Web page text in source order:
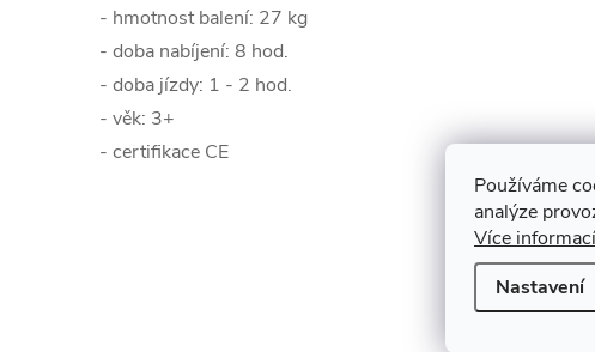
Používáme
analýze
Více informací
Nastavení
- hmotnost balení: 27 kg
- doba nabíjení: 8 hod.
- doba jízdy: 1 - 2 hod.
- věk: 3+
- certifikace CE
K